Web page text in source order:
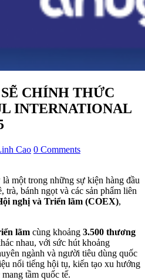
CHÍNH THỨC
INTERNATIONAL
Cao 0 Comments
một trong những sự kiện hàng đầu
trà, bánh ngọt và các sản phẩm liên
nghị và Triển lãm (COEX),
lãm cùng khoảng 3.500 thương
nhau, với sức hút khoảng
ngành và người tiêu dùng quốc
nổi tiếng hội tụ, kiến tạo xu hướng
tầm quốc tế.